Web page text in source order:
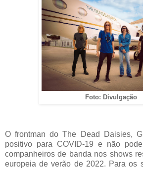
Foto: Divulgação
O frontman do The Dead Daisies,
positivo para COVID-19 e não
companheiros de banda nos shows
europeia de verão de 2022. Para os